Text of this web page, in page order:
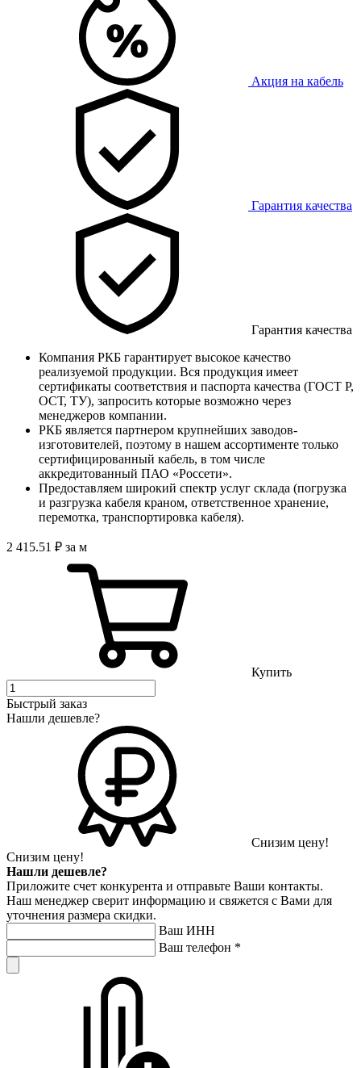
Акция на кабель
Гарантия качества
Гарантия качества
Компания РКБ гарантирует высокое качество
реализуемой продукции. Вся продукция имеет
сертификаты соответствия и паспорта качества (ГОСТ Р,
ОСТ, ТУ), запросить которые возможно через
менеджеров компании.
РКБ является партнером крупнейших заводов-
изготовителей, поэтому в нашем ассортименте только
сертифицированный кабель, в том числе
аккредитованный ПАО «Россети».
Предоставляем широкий спектр услуг склада (погрузка
и разгрузка кабеля краном, ответственное хранение,
перемотка, транспортировка кабеля).
2 415.51 ₽ за м
Купить
Быстрый заказ
Нашли дешевле?
Снизим цену!
Снизим цену!
Нашли дешевле?
Приложите счет конкурента и отправьте Ваши контакты.
Наш менеджер сверит информацию и свяжется с Вами для
уточнения размера скидки.
Ваш ИНН
Ваш телефон *